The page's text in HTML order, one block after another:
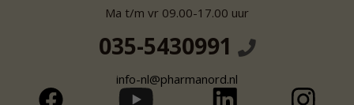
Ma t/m vr 09.00-17.00 uur
035-5430991
info-nl@pharmanord.nl